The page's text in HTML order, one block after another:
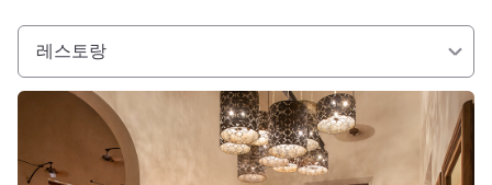
레스토랑
세부 정보 보기